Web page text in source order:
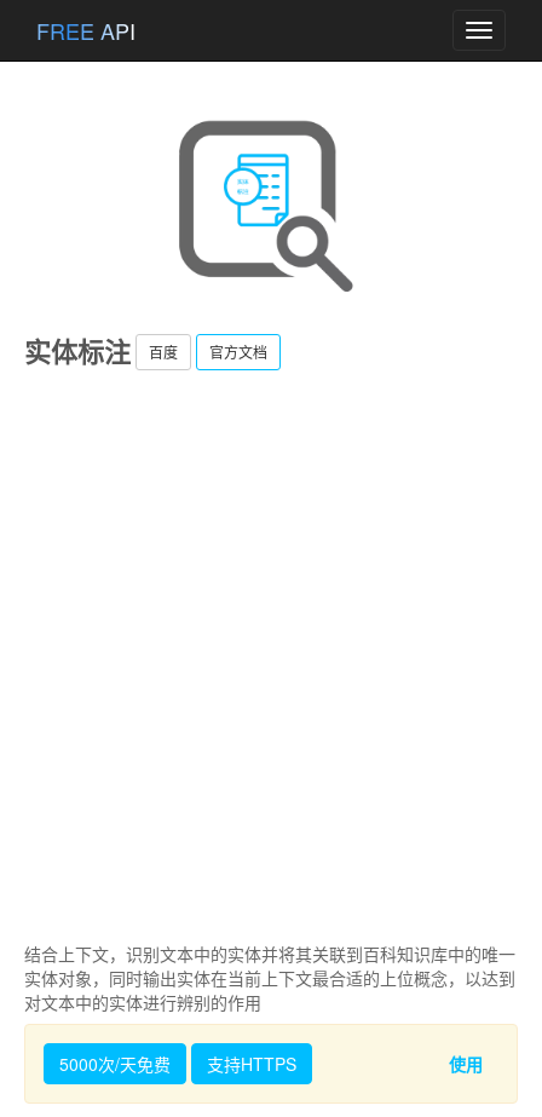
Toggle
FREE API
实体标注 百度 官方文档
结合上下文，识别文本中的实体并将其关联到百科知识库中的唯一
实体对象，同时输出实体在当前上下文最合适的上位概念，以达到
对文本中的实体进行辨别的作用
5000次/天免费 支持HTTPS 使用